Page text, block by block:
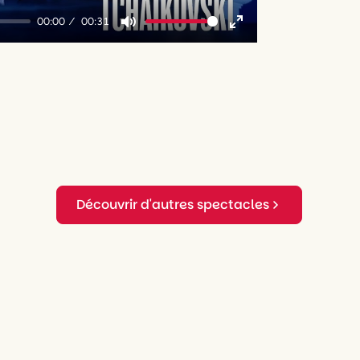
00:00 00:31
Mute
Enter
Découvrir d'autres spectacles